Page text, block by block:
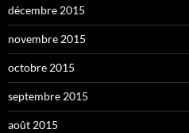
décembre 2015
novembre 2015
octobre 2015
septembre 2015
août 2015